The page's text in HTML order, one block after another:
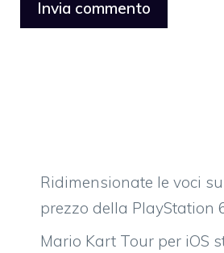
Ridimensionate le voci
prezzo della PlayStation
Mario Kart Tour per iOS